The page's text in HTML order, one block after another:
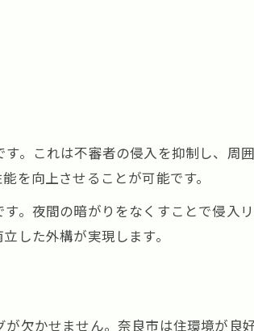
略
は
集
。これは不審者の侵入を抑制し、周
を向上させることが可能です。
。夜間の暗がりをなくすことで侵入リ
した外構が実現します。
欠かせません。奈良市は住環境が良